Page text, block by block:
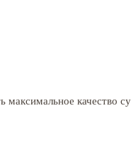
качество